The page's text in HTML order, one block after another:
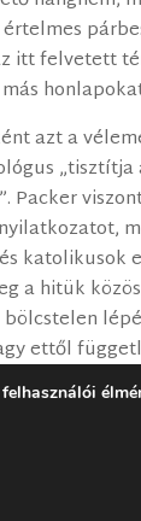
itt felvetett
azt a
„tisztítja
Packer
katolikusok
a hitük
ettől